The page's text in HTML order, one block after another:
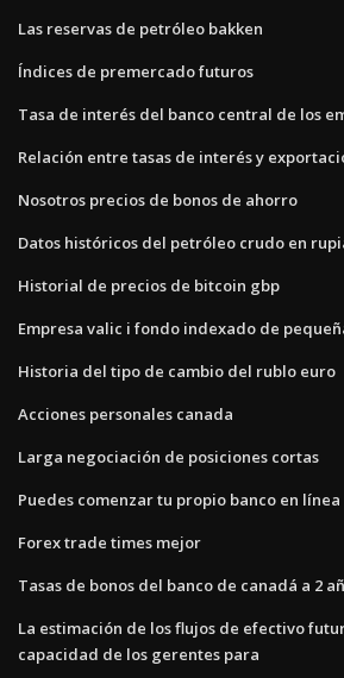
Las reservas de petróleo bakken
Índices de premercado futuros
Tasa de interés del banco central de los
Relación entre tasas de interés y
Nosotros precios de bonos de ahorro
Datos históricos del petróleo crudo en
Historial de precios de bitcoin gbp
Empresa valic i fondo indexado de
Historia del tipo de cambio del rublo euro
Acciones personales canada
Larga negociación de posiciones cortas
Puedes comenzar tu propio banco en línea
Forex trade times mejor
Tasas de bonos del banco de canadá a 2
La estimación de los flujos de efectivo
capacidad de los gerentes para